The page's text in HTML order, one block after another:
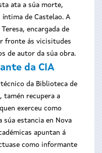
ata a súa morte,
de Castelao. A
encargada de
fronte ás vicisitudes
de autor da súa obra.
da CIA
da Biblioteca de
tamén recupera a
exerceu como
estancia en Nova
apuntan á
como informante